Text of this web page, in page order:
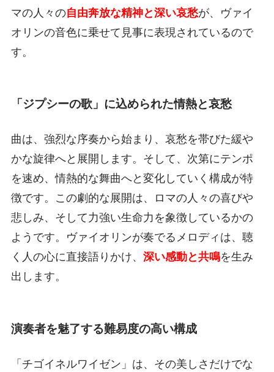
マの人々の自由奔放な精神と深い哀愁が、ヴァイ
オリンの音色に乗せて見事に表現されているので
す。
「ジプシーの歌」に込められた情熱と哀愁
曲は、強烈な序奏から始まり、哀愁を帯びた緩や
かな旋律へと展開します。そして、次第にテンポ
を速め、情熱的な舞曲へと変化していく構成が特
徴です。この劇的な展開は、ロマの人々の喜びや
悲しみ、そして力強い生命力を象徴しているかの
ようです。ヴァイオリンが奏でるメロディは、聴
く人の心に直接語りかけ、 深い感動と共鳴を生み
出します。
演奏者を魅了する難易度の高い構成
「チゴイネルワイゼン」は、その美しさだけでな